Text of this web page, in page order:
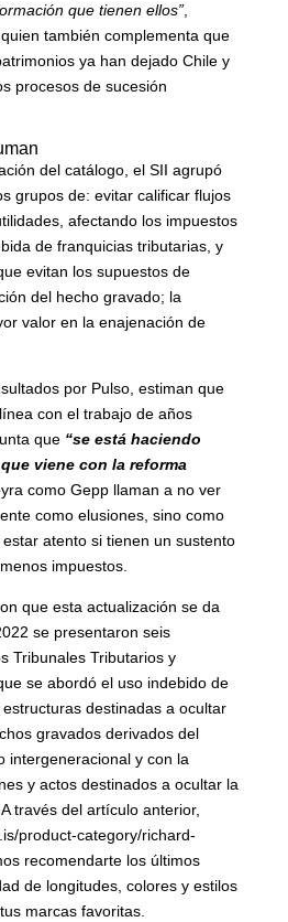
que tienen ellos”,
también complementa que
ya han dejado Chile y
procesos de sucesión
del catálogo, el SII agrupó
grupos de: evitar calificar flujos
afectando los impuestos
de franquicias tributarias, y
evitan los supuestos de
del hecho gravado; la
valor en la enajenación de
por Pulso, estiman que
con el trabajo de años
que “se está haciendo
viene con la reforma
como Gepp llaman a no ver
como elusiones, sino como
atento si tienen un sustento
impuestos.
que esta actualización se da
se presentaron seis
Tribunales Tributarios y
se abordó el uso indebido de
destinadas a ocultar
gravados derivados del
intergeneracional y con la
y actos destinados a ocultar la
través del artículo anterior,
product-category/richard-
recomendarte los últimos
de longitudes, colores y estilos
marcas favoritas.